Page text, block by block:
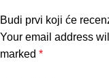
Budi prvi koji će
Your email address
marked *